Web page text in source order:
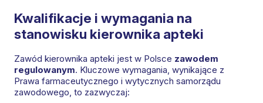
Kwalifikacje i wymagania na
stanowisku kierownika apteki
Zawód kierownika apteki jest w Polsce zawodem
regulowanym. Kluczowe wymagania, wynikające z
Prawa farmaceutycznego i wytycznych samorządu
zawodowego, to zazwyczaj: